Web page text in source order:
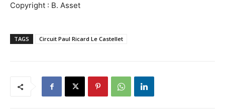
Copyright : B. Asset
TAGS Circuit Paul Ricard Le Castellet